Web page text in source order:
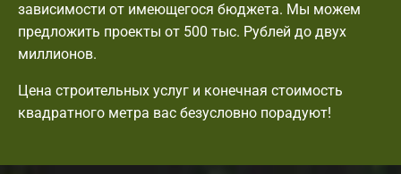
зависимости от имеющегося бюджета. Мы можем
предложить проекты от 500 тыс. Рублей до двух
миллионов.
Цена строительных услуг и конечная стоимость
квадратного метра вас безусловно порадуют!